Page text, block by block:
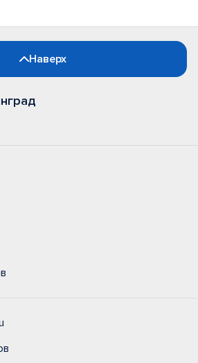
Наверх